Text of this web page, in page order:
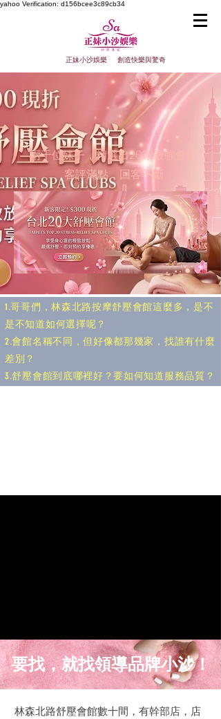
yahoo Verification: d156bcee3c89cb34
正妹小沙娛樂 創造快樂與驚奇
兩千位妹子，精選出20家最強會館
​客評滿點，回客不斷
台北最強20大 舒
壓會館精選推薦
​1.哥哥們，林森北路按摩舒壓會館這麼多，是不
是不知道如何選擇呢？
2.會館名稱不同，但好像都那幾家，找誰有什麼
差別？
​3.舒壓會館到底哪裡好？要如何知道服務品質？
要找，就找領導品牌小沙！
林森北路舒壓會館數十間，有幹部店，店